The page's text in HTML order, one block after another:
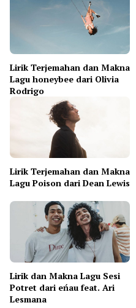
Lirik Terjemahan dan Makna
Lagu honeybee dari Olivia
Rodrigo
Lirik Terjemahan dan Makna
Lagu Poison dari Dean Lewis
Lirik dan Makna Lagu Sesi
Potret dari eńau feat. Ari
Lesmana